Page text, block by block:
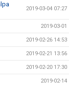
2019-03-04 07:27
2019-03-01
2019-02-26 14:53
2019-02-21 13:56
2019-02-20 17:30
2019-02-14